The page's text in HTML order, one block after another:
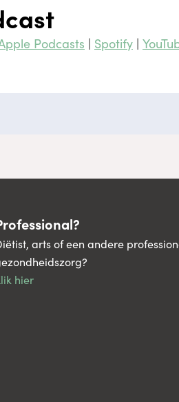
Podcasts | Spotify |
arts of een andere
hier